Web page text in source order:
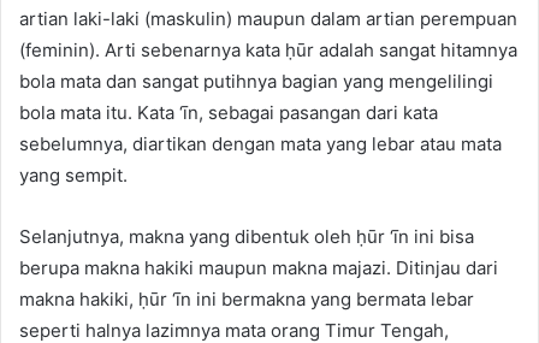
artian laki-laki (maskulin) maupun dalam artian perempuan
(feminin). Arti sebenarnya kata ḥūr adalah sangat hitamnya
bola mata dan sangat putihnya bagian yang mengelilingi
bola mata itu. Kata ‘īn, sebagai pasangan dari kata
sebelumnya, diartikan dengan mata yang lebar atau mata
yang sempit.
Selanjutnya, makna yang dibentuk oleh ḥūr ‘īn ini bisa
berupa makna hakiki maupun makna majazi. Ditinjau dari
makna hakiki, ḥūr ‘īn ini bermakna yang bermata lebar
seperti halnya lazimnya mata orang Timur Tengah,